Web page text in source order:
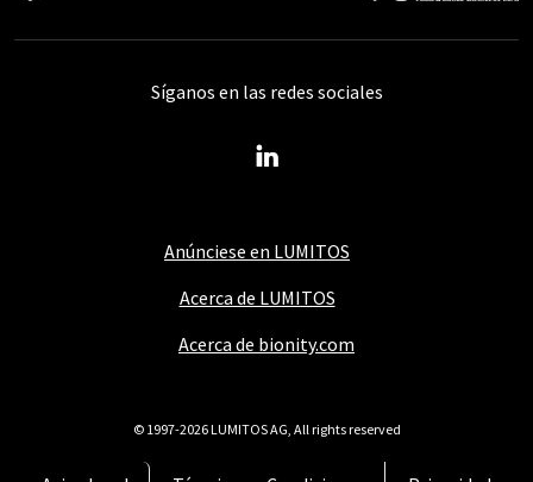
Anúnciese en LUMITOS
Acerca de LUMITOS
Acerca de bionity.com
Síganos en las redes sociales
© 1997-2026 LUMITOS AG, All rights reserved